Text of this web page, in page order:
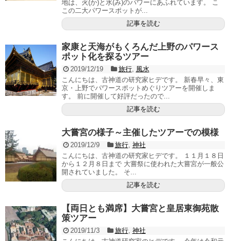
地は、火(か)と水(み)のパワーにあふれています。 こ
この二大パワースポットが...
記事を読む
家康と天海がもくろんだ上野のパワース
ポット化を探るツアー
2019/12/19 旅行, 風水
こんにちは、古神道の研究家ヒデです。 新春早々、東
京・上野でパワースポットめぐりツアーを開催しま
す。 前に開催して好評だったので...
記事を読む
大嘗宮の様子～主催したツアーでの模様
2019/12/9 旅行, 神社
こんにちは、古神道の研究家ヒデです。 １１月１８日
から１２月８日まで 大嘗祭に使われた大嘗宮が一般公
開されていました。 そ...
記事を読む
【両日とも満席】大嘗宮と皇居東御苑散
策ツアー
2019/11/3 旅行, 神社